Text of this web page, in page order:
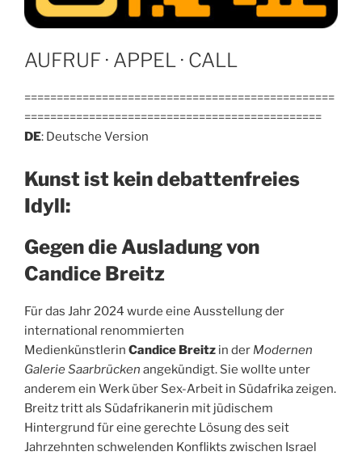
AUFRUF · APPEL · CALL
================================================
==============================================
DE: Deutsche Version
Kunst ist kein debattenfreies
Idyll:
Gegen die Ausladung von
Candice Breitz
Für das Jahr 2024 wurde eine Ausstellung der
international renommierten
Medienkünstlerin Candice Breitz in der Modernen
Galerie Saarbrücken angekündigt. Sie wollte unter
anderem ein Werk über Sex-Arbeit in Südafrika zeigen.
Breitz tritt als Südafrikanerin mit jüdischem
Hintergrund für eine gerechte Lösung des seit
Jahrzehnten schwelenden Konflikts zwischen Israel